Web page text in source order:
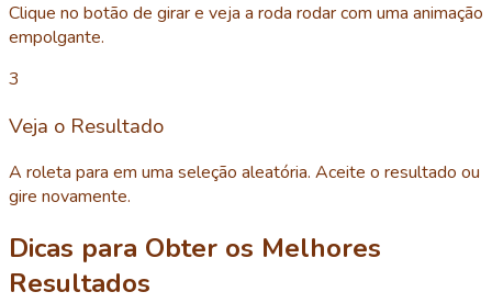
Clique no botão de girar e veja a roda rodar com uma animação
empolgante.
3
Veja o Resultado
A roleta para em uma seleção aleatória. Aceite o resultado ou
gire novamente.
Dicas para Obter os Melhores
Resultados